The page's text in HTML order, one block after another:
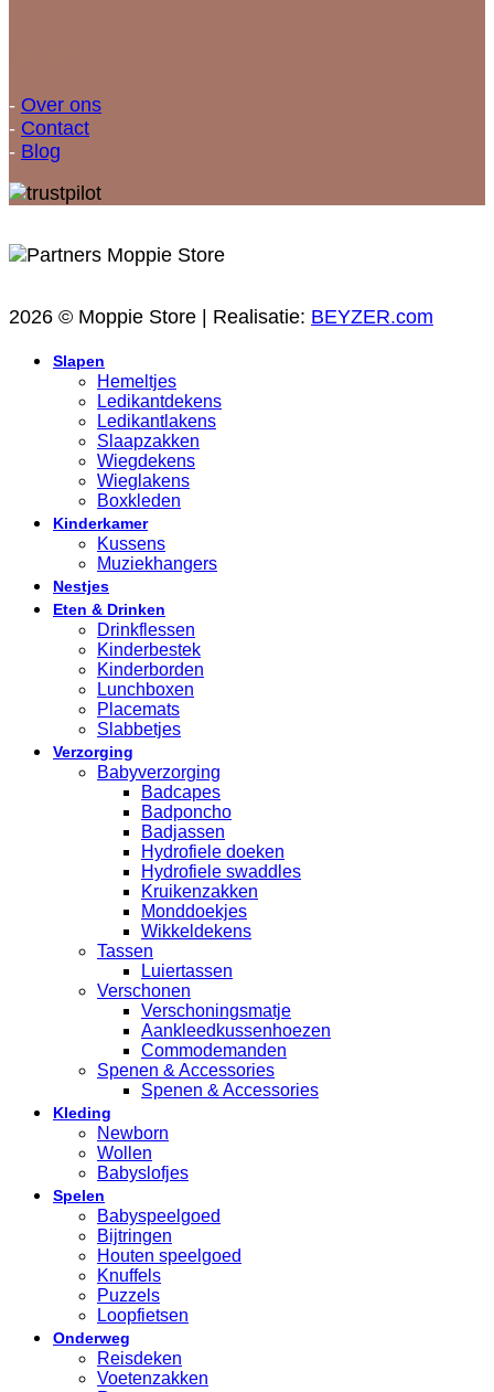
- Over ons
- Contact
- Blog
2026 © Moppie Store | Realisatie: BEYZER.com
Slapen
Hemeltjes
Ledikantdekens
Ledikantlakens
Slaapzakken
Wiegdekens
Wieglakens
Boxkleden
Kinderkamer
Kussens
Muziekhangers
Nestjes
Eten & Drinken
Drinkflessen
Kinderbestek
Kinderborden
Lunchboxen
Placemats
Slabbetjes
Verzorging
Babyverzorging
Badcapes
Badponcho
Badjassen
Hydrofiele doeken
Hydrofiele swaddles
Kruikenzakken
Monddoekjes
Wikkeldekens
Tassen
Luiertassen
Verschonen
Verschoningsmatje
Aankleedkussenhoezen
Commodemanden
Spenen & Accessories
Spenen & Accessories
Kleding
Newborn
Wollen
Babyslofjes
Spelen
Babyspeelgoed
Bijtringen
Houten speelgoed
Knuffels
Puzzels
Loopfietsen
Onderweg
Reisdeken
Voetenzakken